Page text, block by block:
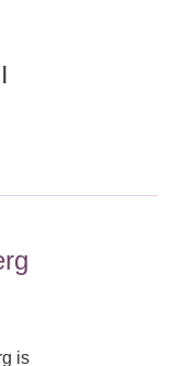
is